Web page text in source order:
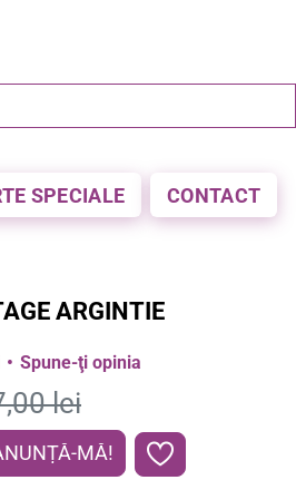
LA PLATA CU CARDUL
SPECIALE CONTACT
ARGINTIE
• Spune-ţi opinia
lei
MĂ!